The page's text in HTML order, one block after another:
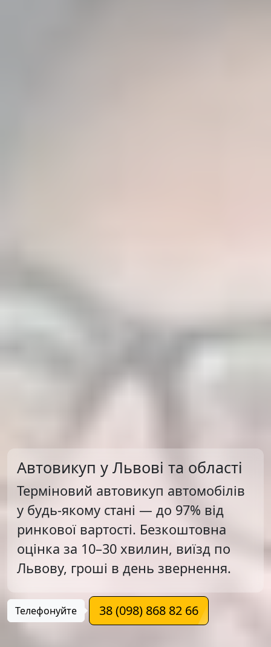
Автовикуп у Львові та області
Терміновий автовикуп автомобілів
у будь-якому стані — до 97% від
ринкової вартості. Безкоштовна
оцінка за 10–30 хвилин, виїзд по
Львову, гроші в день звернення.
Телефонуйте 38 (098) 868 82 66